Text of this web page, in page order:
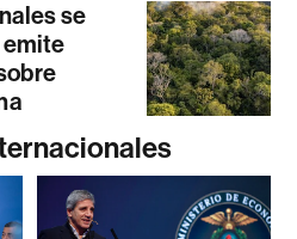
se
emite